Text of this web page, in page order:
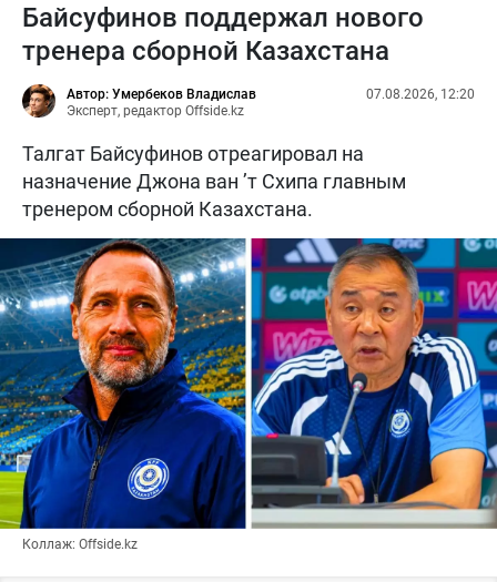
Байсуфинов поддержал нового
тренера сборной Казахстана
Автор: Умербеков Владислав
Эксперт, редактор Offside.kz
07.08.2026, 12:20
Талгат Байсуфинов отреагировал на
назначение Джона ван ’т Схипа главным
тренером сборной Казахстана.
Коллаж: Offside.kz